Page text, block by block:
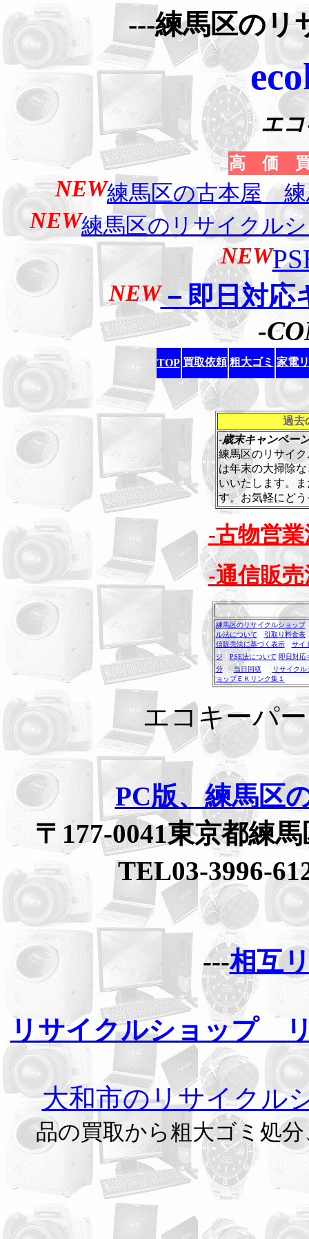
---練馬区のリ
エ
高 価
NEW練馬区の古本屋 練
NEW練馬区のリサイクル
NEW
NEW－即日対応
-
TOP 買取依頼 粗大ゴミ 家電
過去
-歳末キャンペー
練馬区のリサイ
は年末の大掃除
いいたします。
す。お気軽にど
-古物営
-通信販
練馬区のリサイクルショップ
ル法について
引取り料金表
信販売法に基づく表示
サイ
ジ
PSE法について 即日対応
分
当日回収
リサイク
ョップＥＫリンク集１
エコキーパ
PC版、練馬区
〒177-0041東京都練
TEL03-3996-
---相互
リサイクルショップ
大和市のリサイクル
品の買取から粗大ゴミ処